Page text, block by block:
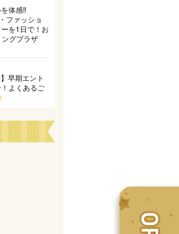
体感‼
ファッショ
を1日で！お
グプラザ
早期エント
よくあるご